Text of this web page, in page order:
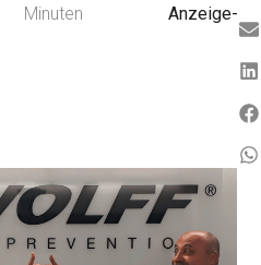
Minuten
Anzeige-